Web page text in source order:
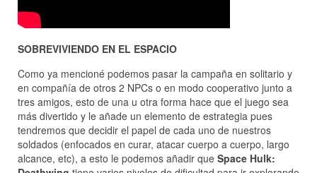
SOBREVIVIENDO EN EL ESPACIO
Como ya mencioné podemos pasar la campaña en solitario y
en compañía de otros 2 NPCs o en modo cooperativo junto a
tres amigos, esto de una u otra forma hace que el juego sea
más divertido y le añade un elemento de estrategia pues
tendremos que decidir el papel de cada uno de nuestros
soldados (enfocados en curar, atacar cuerpo a cuerpo, largo
alcance, etc), a esto le podemos añadir que Space Hulk: